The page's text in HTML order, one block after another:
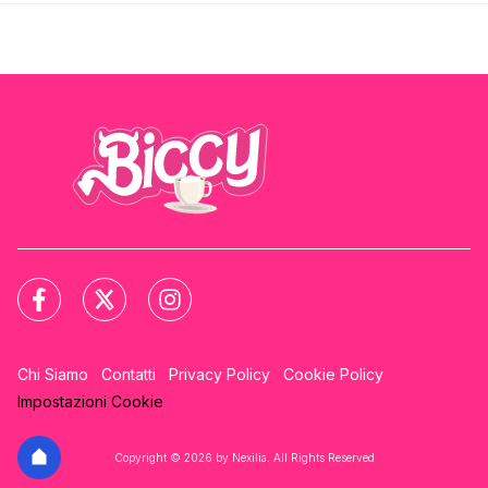
Chi Siamo Contatti Privacy Policy
Cookie Policy
Impostazioni Cookie
Copyright © 2026 by Nexilia. All Rights Reserved